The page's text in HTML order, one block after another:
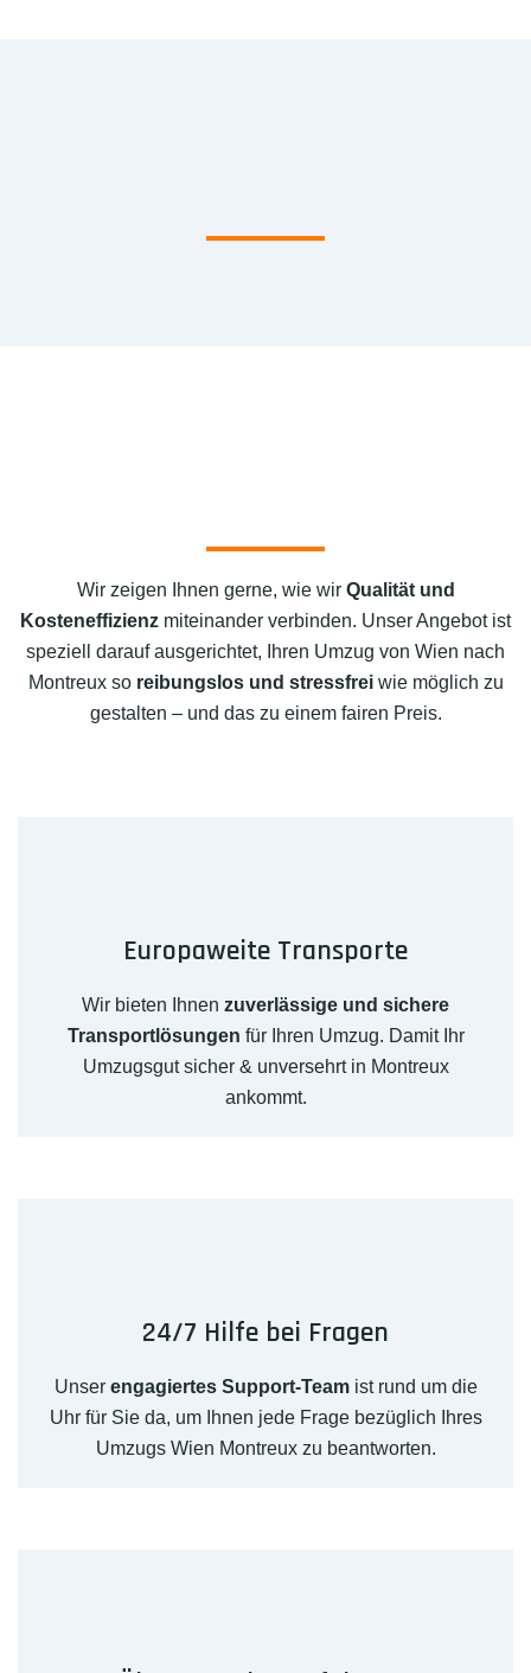
Wir zeigen Ihnen gerne, wie wir Qualität und
Kosteneffizienz miteinander verbinden. Unser Angebot ist
speziell darauf ausgerichtet, Ihren Umzug von Wien nach
Montreux so reibungslos und stressfreiwie möglich zu
gestalten – und das zu einem fairen Preis.
Europaweite Transporte
Wir bieten Ihnen zuverlässige und sichere
Transportlösungen für Ihren Umzug. Damit Ihr
Umzugsgut sicher & unversehrt in Montreux
ankommt.
24/7 Hilfe bei Fragen
Unser engagiertes Support-Teamist rund um die
Uhr für Sie da, um Ihnen jede Frage bezüglich Ihres
Umzugs Wien Montreux zu beantworten.